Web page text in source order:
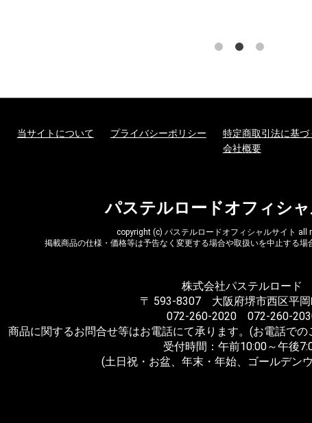
当サイトについて プライバシーポリシー 特定商取引法に基づ
会社概要
パステルロードオフィシ
copyright (c) パステルロードオフィシャルサイト all
掲載商品の仕様・価格等は予告なく変更する場合や取扱いを中止する
株式会社パステルロード
〒 593-8307 大阪府堺市西区平岡
072-260-2020 072-260-
商品に関するお問合せ等はお電話にて承ります。(お電話で
受付時間：午前10:00～午後
(土日祝・お盆、年末・年始、ゴールデン